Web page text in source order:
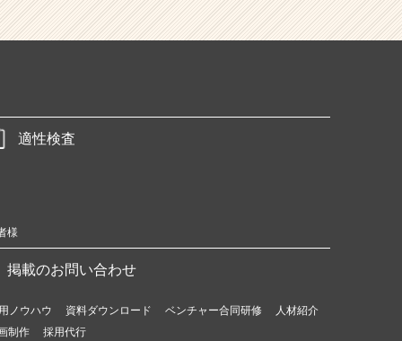
適性検査
様
掲載のお問い合わせ
ノウハウ 資料ダウンロード ベンチャー合同研修
人材紹介
制作
採用代行